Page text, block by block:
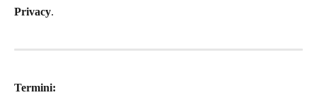
Privacy.
Termini: